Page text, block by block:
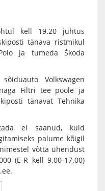
kell 19.20 juhtus
tänava ristmikul
ja tumeda Škoda
Volkswagen
Filtri tee poole ja
tänavat Tehnika
ei saanud, kuid
palume kõigil
võtta ühendust
(E-R kell 9.00-17.00)